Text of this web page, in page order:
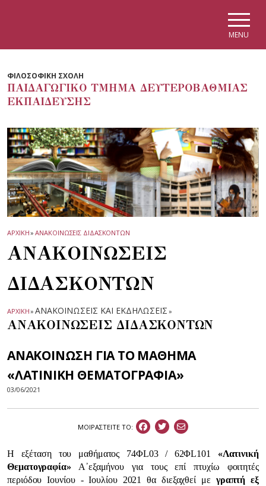
MENU
ΦΙΛΟΣΟΦΙΚΗ ΣΧΟΛΗ
ΠΑΙΔΑΓΩΓΙΚΟ ΤΜΗΜΑ ΔΕΥΤΕΡΟΒΑΘΜΙΑΣ
ΕΚΠΑΙΔΕΥΣΗΣ
ΑΡΧΙΚΗ» ΑΝΑΚΟΙΝΩΣΕΙΣ ΔΙΔΑΣΚΟΝΤΩΝ
ΑΝΑΚΟΙΝΩΣΕΙΣ
ΔΙΔΑΣΚΟΝΤΩΝ
ΑΡΧΙΚΗ» ΑΝΑΚΟΙΝΩΣΕΙΣ ΚΑΙ ΕΚΔΗΛΩΣΕΙΣ »
ΑΝΑΚΟΙΝΩΣΕΙΣ ΔΙΔΑΣΚΟΝΤΩΝ
ΑΝΑΚΟΙΝΩΣΗ ΓΙΑ ΤΟ ΜΑΘΗΜΑ
«ΛΑΤΙΝΙΚΗ ΘΕΜΑΤΟΓΡΑΦΙΑ»
03/06/2021
ΜΟΙΡΑΣΤEIΤΕ ΤΟ:
Η εξέταση του μαθήματος 74ΦL03 / 62ΦL101 «Λατινική
Θεματογραφία» Α᾽εξαμήνου για τους επί πτυχίω φοιτητές
περιόδου Ιουνίου - Ιουλίου 2021 θα διεξαχθεί με γραπτή εξ